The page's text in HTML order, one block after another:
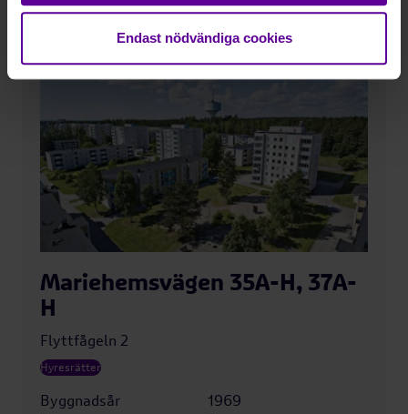
Endast nödvändiga cookies
Mariehemsvägen 35A-H, 37A-
H
Flyttfågeln 2
Hyresrätter
Byggnadsår
1969